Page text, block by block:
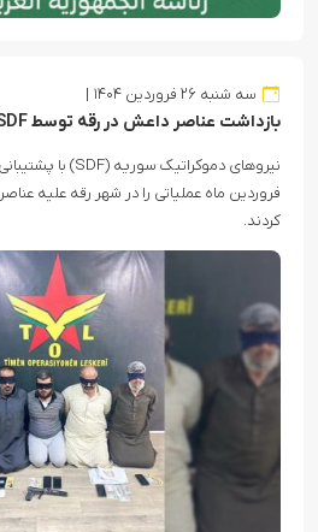
سه شنبه ۲۶ فروردین ۱۴۰۴
بازداشت عناصر داعش در رقه توسط SDF
فروردین ماه عملیاتی را در شهر رقه علیه
کردند.